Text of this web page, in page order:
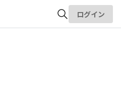
ログイン